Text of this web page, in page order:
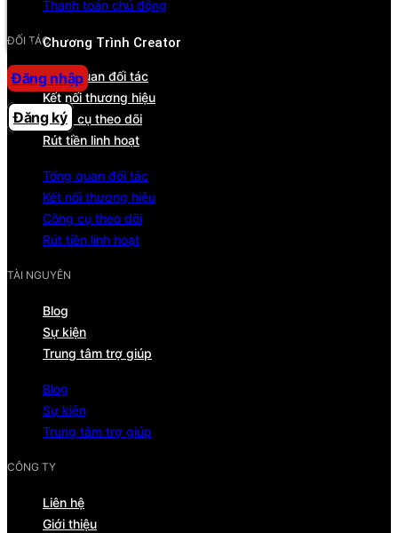
Trung tâm trợ giúp
Chương Trình Creator
Đăng nhập
Đăng ký
Thanh toán chủ động
ĐỐI TÁC
Tổng quan đối tác
Kết nối thương hiệu
Công cụ theo dõi
Rút tiền linh hoạt
Tổng quan đối tác
Kết nối thương hiệu
Công cụ theo dõi
Rút tiền linh hoạt
TÀI NGUYÊN
Blog
Sự kiện
Trung tâm trợ giúp
Blog
Sự kiện
Trung tâm trợ giúp
CÔNG TY
Liên hệ
Giới thiệu